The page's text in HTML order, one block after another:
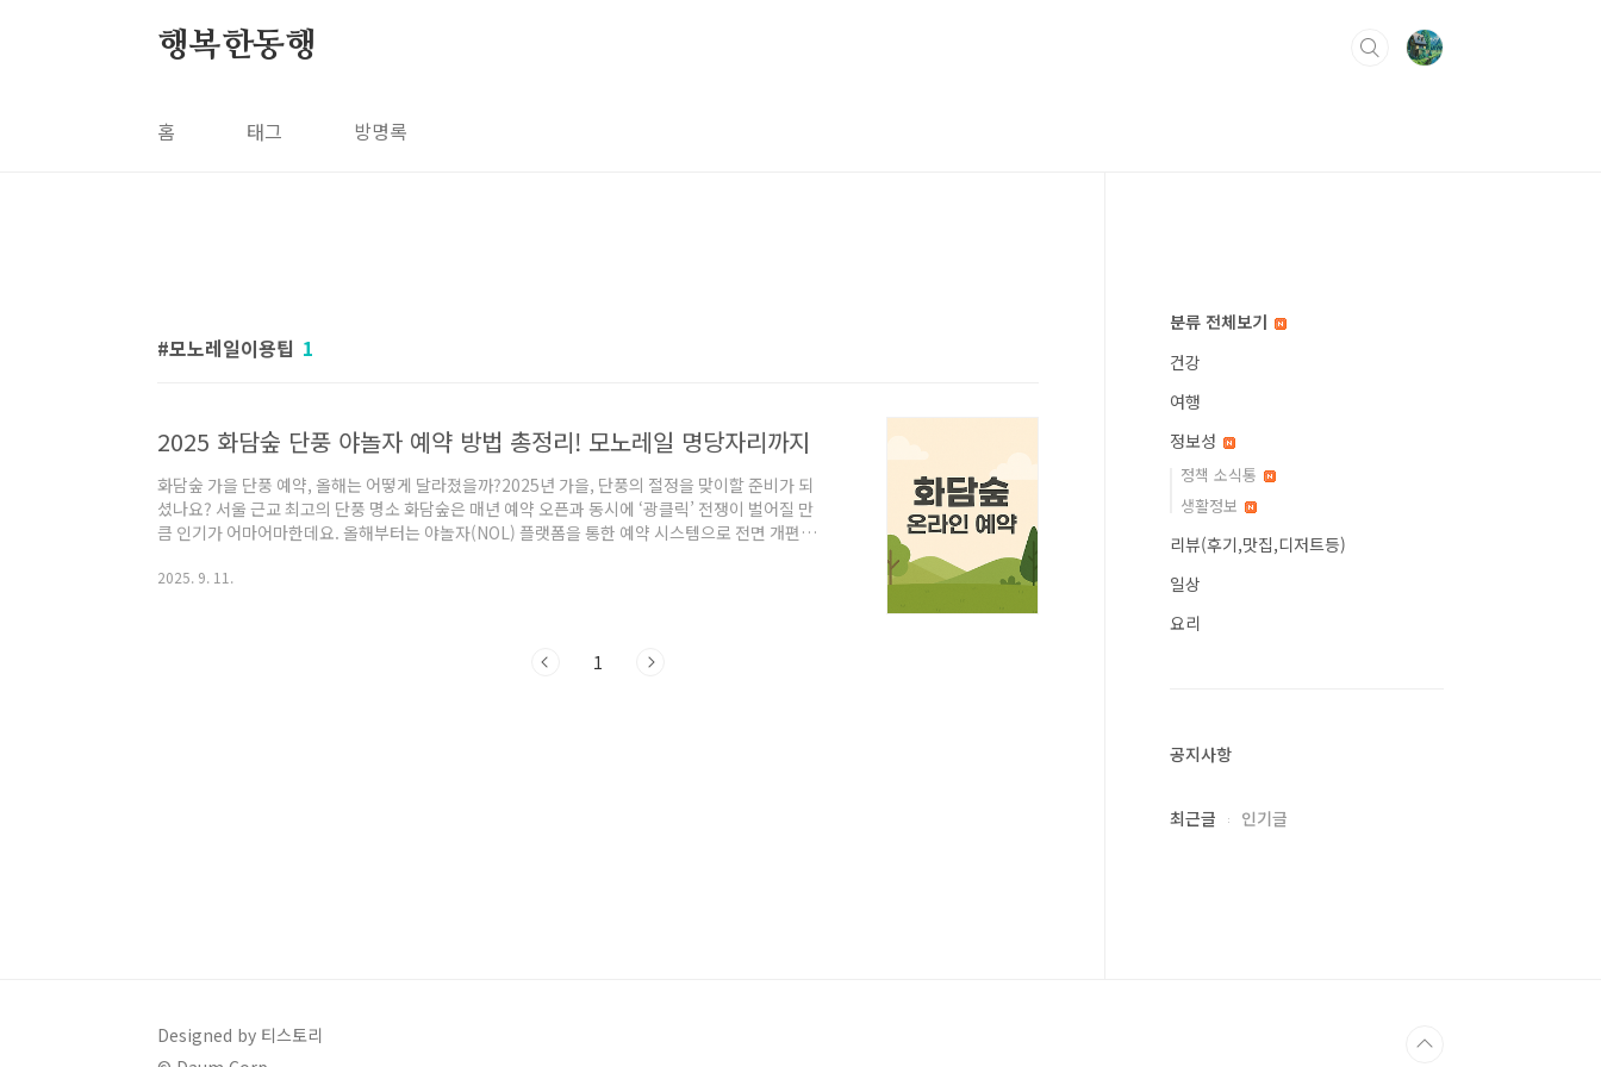
행복한동행
홈 태그 방명록
모노레일이용팁 1
2025 화담숲 단풍 야놀자 예약 방법 총정리! 모노레일 명당자리까지
화담숲 가을 단풍 예약, 올해는 어떻게 달라졌을까?2025년 가을, 단풍의 절정을 맞이할 준비가 되
셨나요? 서울 근교 최고의 단풍 명소 화담숲은 매년 예약 오픈과 동시에 ‘광클릭’ 전쟁이 벌어질 만
큼 인기가 어마어마한데요. 올해부터는 야놀자(NOL) 플랫폼을 통한 예약 시스템으로 전면 개편되
(수) 오후 1시부터 예매 시작! 입장 가능 기간: 10월 24일 ~ 11월 16일 2. 화담숲 단풍 코스 상세 정
2025. 9. 11.
1
분류 전체보기
건강
여행
정보성
정책 소식통
생활정보
리뷰(후기,맛집,디저트등)
일상
요리
공지사항
최근글 인기글
Designed by 티스토리